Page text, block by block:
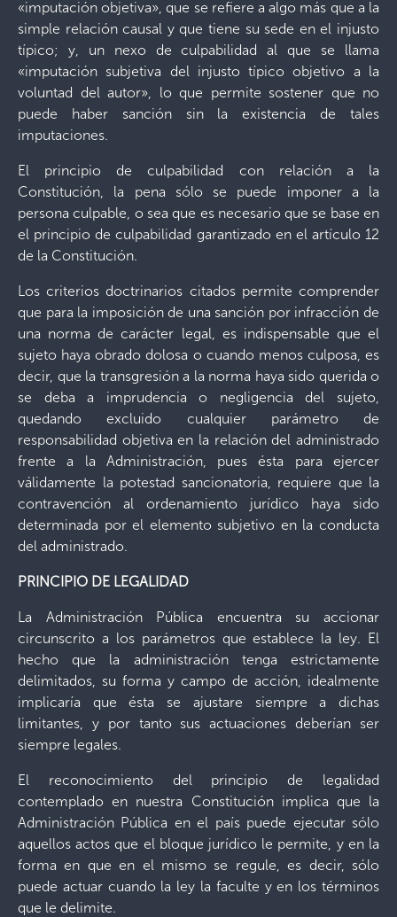
«imputación objetiva», que se refiere a algo más que a la
simple relación causal y que tiene su sede en el injusto
típico; y, un nexo de culpabilidad al que se llama
«imputación subjetiva del injusto típico objetivo a la
voluntad del autor», lo que permite sostener que no
puede haber sanción sin la existencia de tales
imputaciones.
El principio de culpabilidad con relación a la
Constitución, la pena sólo se puede imponer a la
persona culpable, o sea que es necesario que se base en
el principio de culpabilidad garantizado en el artículo 12
de la Constitución.
Los criterios doctrinarios citados permite comprender
que para la imposición de una sanción por infracción de
una norma de carácter legal, es indispensable que el
sujeto haya obrado dolosa o cuando menos culposa, es
decir, que la transgresión a la norma haya sido querida o
se deba a imprudencia o negligencia del sujeto,
quedando excluido cualquier parámetro de
responsabilidad objetiva en la relación del administrado
frente a la Administración, pues ésta para ejercer
válidamente la potestad sancionatoria, requiere que la
contravención al ordenamiento jurídico haya sido
determinada por el elemento subjetivo en la conducta
del administrado.
PRINCIPIO DE LEGALIDAD
La Administración Pública encuentra su accionar
circunscrito a los parámetros que establece la ley. El
hecho que la administración tenga estrictamente
delimitados, su forma y campo de acción, idealmente
implicaría que ésta se ajustare siempre a dichas
limitantes, y por tanto sus actuaciones deberían ser
siempre legales.
El reconocimiento del principio de legalidad
contemplado en nuestra Constitución implica que la
Administración Pública en el país puede ejecutar sólo
aquellos actos que el bloque jurídico le permite, y en la
forma en que en el mismo se regule, es decir, sólo
puede actuar cuando la ley la faculte y en los términos
que le delimite.